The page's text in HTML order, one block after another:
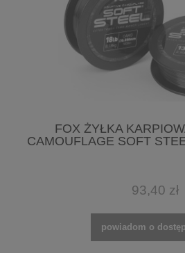
FOX ŻYŁKA
CAMOUFLAGE SOFT
93,40 zł
powiadom o